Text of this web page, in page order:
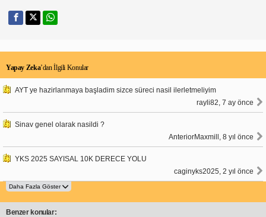
Yapay Zeka’dan İlgili Konular
AYT ye hazirlanmaya başladim sizce süreci nasil ilerletmeliyim
rayli82, 7 ay önce
Sinav genel olarak nasildi ?
AnteriorMaxmill, 8 yıl önce
YKS 2025 SAYISAL 10K DERECE YOLU
caginyks2025, 2 yıl önce
Benzer konular: